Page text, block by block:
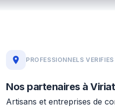
PROFESSIONNELS VERIFIES
Nos partenaires à Viriat
Artisans et entreprises de